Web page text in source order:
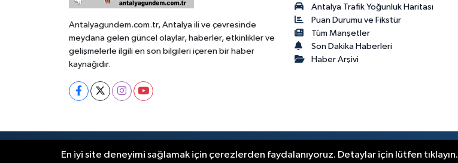
Antalyagundem.com.tr, Antalya ili ve çevresinde
meydana gelen güncel olaylar, haberler, etkinlikler ve
gelişmelerle ilgili en son bilgileri içeren bir haber
kaynağıdır.
Antalya Trafik Yoğunluk Haritası
Puan Durumu ve Fikstür
Tüm Manşetler
Son Dakika Haberleri
Haber Arşivi
RSS Copyright © 2024. Her hakkı saklıdır.
En iyi site deneyimi sağlamak için çerezlerden faydalanıyoruz. Detaylar için lütfen tıklayın.